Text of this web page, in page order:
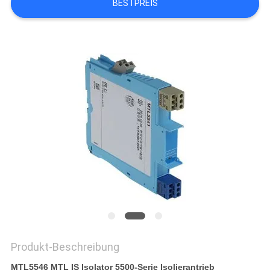
SITEMAP
DATENSCHUTZRICHTLINIE
BESTPREIS
Produkt-Beschreibung
MTL5546 MTL IS Isolator 5500-Serie Isolierantrieb